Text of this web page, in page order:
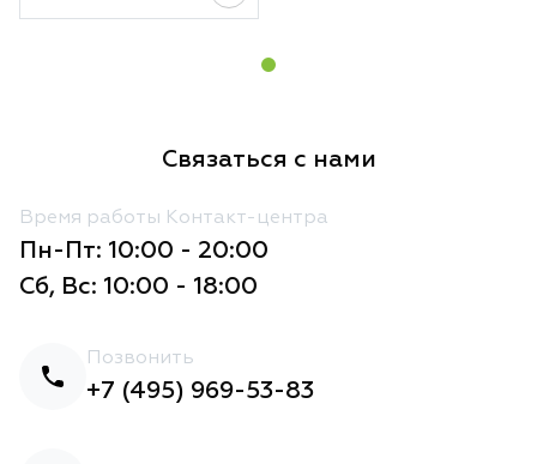
Связаться с нами
Время работы Контакт-центра
Пн-Пт: 10:00 - 20:00
Сб, Вс: 10:00 - 18:00
Позвонить
+7 (495) 969-53-83